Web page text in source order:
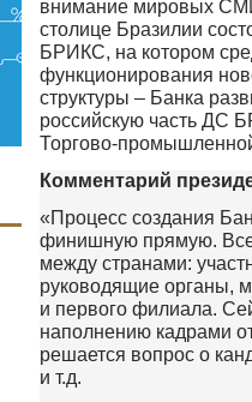
внимание мировых
столице Бразилии
БРИКС, на котором
функционирования
структуры – Банка
российскую часть ДС
Торгово-
Комментарий
«Процесс создания
финишную прямую.
между странами:
руководящие органы,
и первого филиала.
наполнению кадрами
решается вопрос о
и т.д.